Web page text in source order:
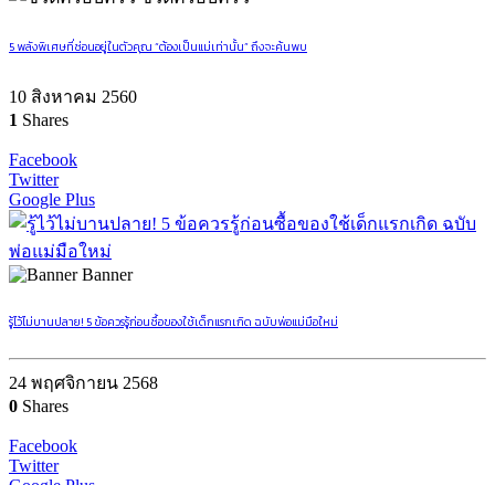
5 พลังพิเศษที่ซ่อนอยู่ในตัวคุณ “ต้องเป็นแม่เท่านั้น” ถึงจะค้นพบ
10 สิงหาคม 2560
1 Shares
Facebook
Twitter
Google Plus
Banner
รู้ไว้ไม่บานปลาย! 5 ข้อควรรู้ก่อนซื้อของใช้เด็กแรกเกิด ฉบับพ่อแม่มือใหม่
24 พฤศจิกายน 2568
0 Shares
Facebook
Twitter